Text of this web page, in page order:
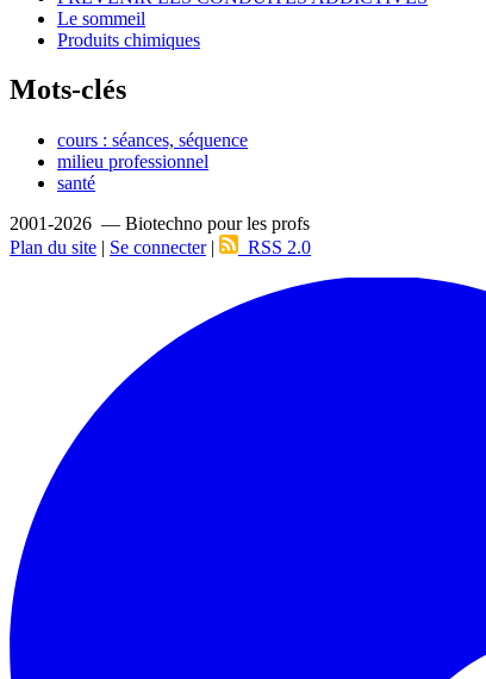
Le sommeil
Produits chimiques
Mots-clés
cours : séances, séquence
milieu professionnel
santé
2001-2026 — Biotechno pour les profs
Plan du site | Se connecter| RSS 2.0